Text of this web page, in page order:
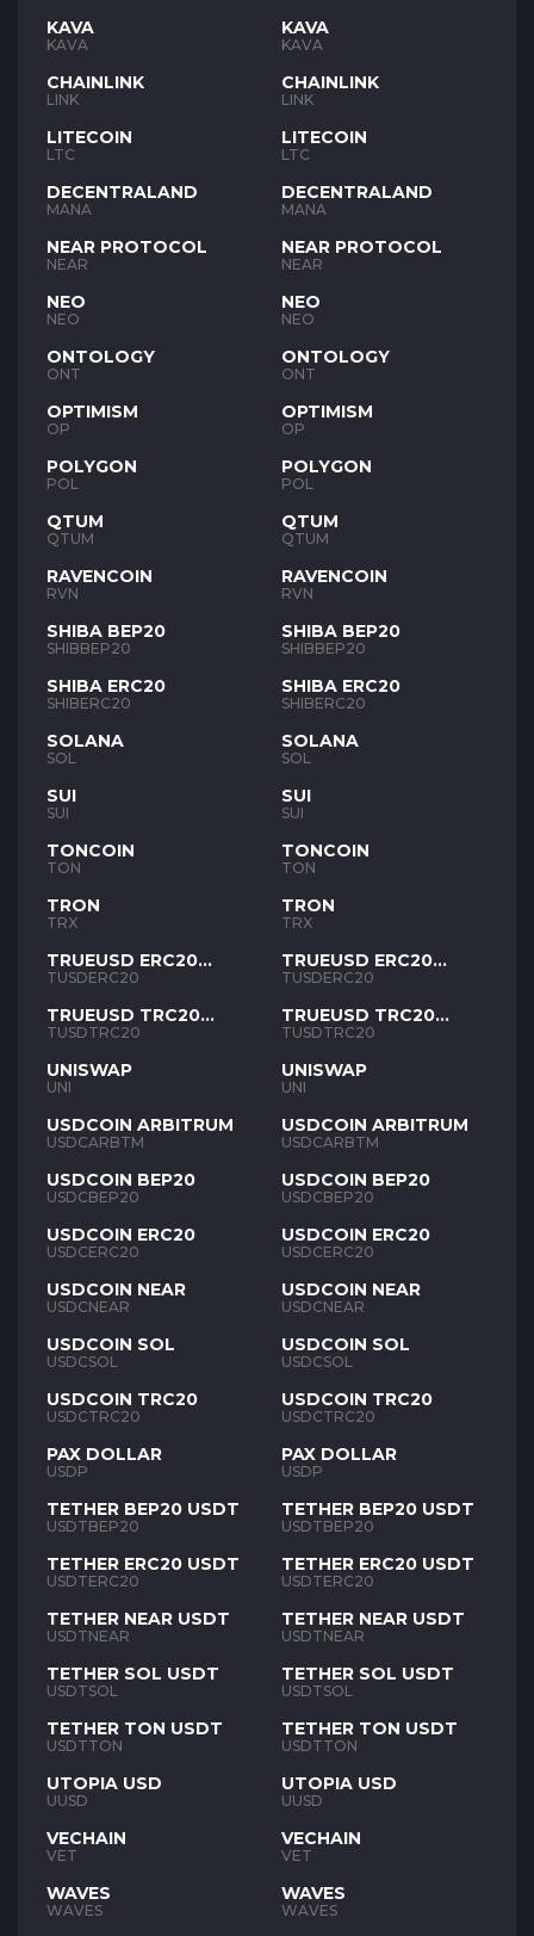
KAVA
KAVA
CHAINLINK
LINK
LITECOIN
LTC
DECENTRALAND
MANA
NEAR PROTOCOL
NEAR
NEO
NEO
ONTOLOGY
ONT
OPTIMISM
OP
POLYGON
POL
QTUM
QTUM
RAVENCOIN
RVN
SHIBA BEP20
SHIBBEP20
SHIBA ERC20
SHIBERC20
SOLANA
SOL
SUI
SUI
TONCOIN
TON
TRON
TRX
TRUEUSD ERC20
TUSD
TUSDERC20
TRUEUSD TRC20
TUSD
TUSDTRC20
UNISWAP
UNI
USDCOIN ARBITRUM
USDCARBTM
USDCOIN BEP20
USDCBEP20
USDCOIN ERC20
USDCERC20
USDCOIN NEAR
USDCNEAR
USDCOIN SOL
USDCSOL
USDCOIN TRC20
USDCTRC20
PAX DOLLAR
USDP
TETHER BEP20 USDT
USDTBEP20
TETHER ERC20 USDT
USDTERC20
TETHER NEAR USDT
USDTNEAR
TETHER SOL USDT
USDTSOL
TETHER TON USDT
USDTTON
UTOPIA USD
UUSD
VECHAIN
VET
WAVES
WAVES
KAVA
KAVA
CHAINLINK
LINK
LITECOIN
LTC
DECENTRALAND
MANA
NEAR PROTOCOL
NEAR
NEO
NEO
ONTOLOGY
ONT
OPTIMISM
OP
POLYGON
POL
QTUM
QTUM
RAVENCOIN
RVN
SHIBA BEP20
SHIBBEP20
SHIBA ERC20
SHIBERC20
SOLANA
SOL
SUI
SUI
TONCOIN
TON
TRON
TRX
TRUEUSD ERC20
TUSD
TUSDERC20
TRUEUSD TRC20
TUSD
TUSDTRC20
UNISWAP
UNI
USDCOIN ARBITRUM
USDCARBTM
USDCOIN BEP20
USDCBEP20
USDCOIN ERC20
USDCERC20
USDCOIN NEAR
USDCNEAR
USDCOIN SOL
USDCSOL
USDCOIN TRC20
USDCTRC20
PAX DOLLAR
USDP
TETHER BEP20 USDT
USDTBEP20
TETHER ERC20 USDT
USDTERC20
TETHER NEAR USDT
USDTNEAR
TETHER SOL USDT
USDTSOL
TETHER TON USDT
USDTTON
UTOPIA USD
UUSD
VECHAIN
VET
WAVES
WAVES